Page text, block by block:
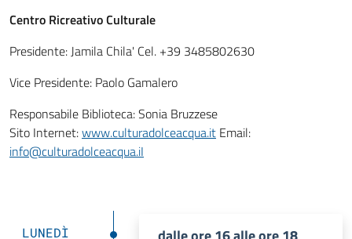
Centro Ricreativo Culturale
Presidente: Jamila Chila' Cel. +39 3485802630
Vice Presidente: Paolo Gamalero
Responsabile Biblioteca: Sonia Bruzzese
Sito Internet:www.culturadolceacqua.it Email:
info@culturadolceacqua.iI
LUNEDÌ